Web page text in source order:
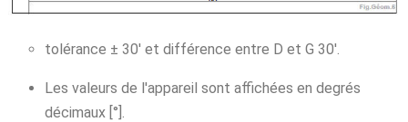
tolérance ± 30' et différence entre D et G 30'.
Les valeurs de l'appareil sont affichées en degrés
décimaux [°].